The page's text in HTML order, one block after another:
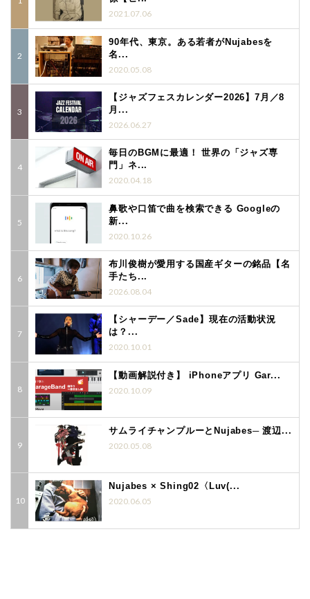
2021.07.06
90年代、東京。ある若者がNujabesを
名...
2020.05.08
【ジャズフェスカレンダー2026】7月／8
月...
2026.06.27
毎日のBGMに最適！ 世界の「ジャズ専
門」ネ...
2020.04.18
鼻歌や口笛で曲を検索できる Googleの
新...
2020.10.26
布川俊樹が愛用する国産ギターの銘品【名
手たち...
2026.08.04
【シャーデー／Sade】現在の活動状況
は？...
2020.10.01
【動画解説付き】 iPhoneアプリ Gar...
2020.10.09
サムライチャンプルーとNujabes─ 渡辺...
2020.05.08
Nujabes × Shing02〈Luv(...
2020.06.05